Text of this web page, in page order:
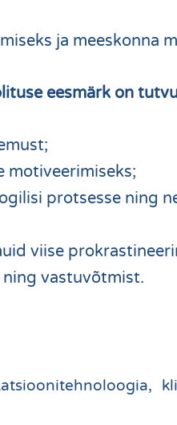
ja meeskonna
eesmärk on
motiveerimiseks;
protsesse ning
viise
vastuvõtmist.